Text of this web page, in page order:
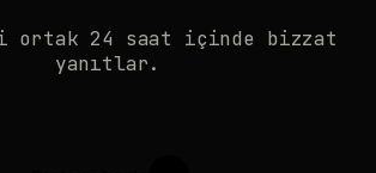
ortak 24 saat içinde bizzat
yanıtlar.